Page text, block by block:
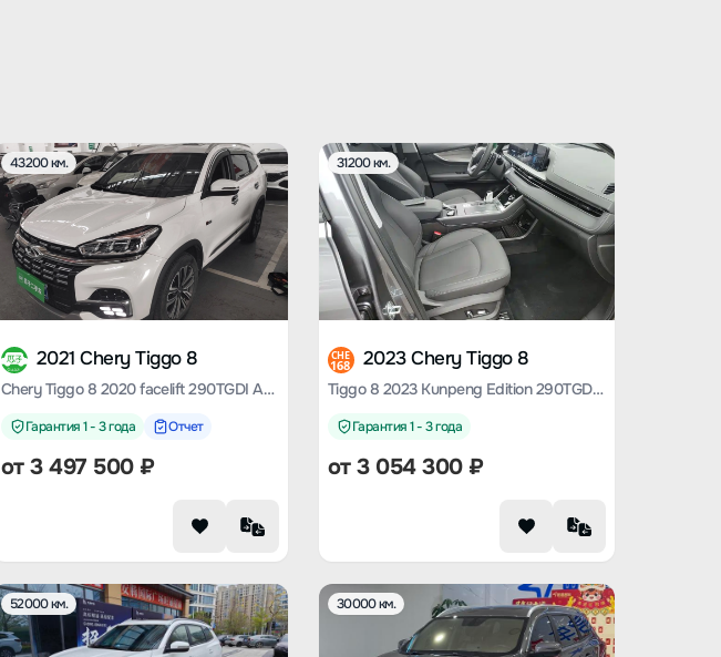
43200 км.
2021 Chery Tiggo 8
Chery Tiggo 8 2020 facelift 290TGDI Automatic Elite Edition
Гарантия 1 - 3 года Отчет
от3 497 500₽
31200 км.
CHE
168 2023 Chery Tiggo 8
Tiggo 8 2023 Kunpeng Edition 290TGDI Automatic Excellent Edition
Гарантия 1 - 3 года
от3 054 300₽
52000 км. 30000 км.